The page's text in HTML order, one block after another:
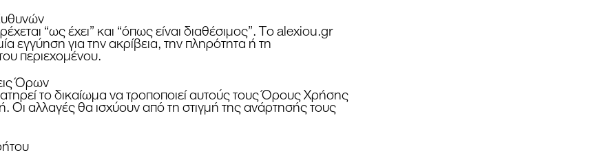
“ως έχει” και “όπως είναι διαθέσιμος”. Το alexiou.gr
εγγύηση για την ακρίβεια, την πληρότητα ή τη
περιεχομένου.
Όρων
το δικαίωμα να τροποποιεί αυτούς τους Όρους Χρήσης
Οι αλλαγές θα ισχύουν από τη στιγμή της ανάρτησής τους